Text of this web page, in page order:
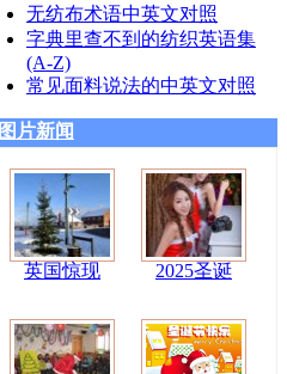
无纺布术语中英文对照
字典里查不到的纺织英语集
(A-Z)
常见面料说法的中英文对照
图片新闻
英国惊现 2025圣诞